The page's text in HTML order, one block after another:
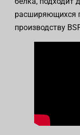
расширяющихся
производству